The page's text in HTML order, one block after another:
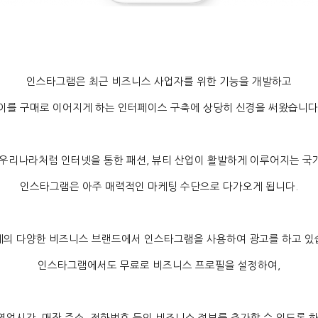
인스타그램은 최근 비즈니스 사업자를 위한 기능을 개발하고
를 구매로 이어지게 하는 인터페이스 구축에 상당히 신경을 써왔습니다
리나라처럼 인터넷을 통한 패션 뷰티 산업이 활발하게 이루어지는 국
인스타그램은 아주 매력적인 마케팅 수단으로 다가오게 됩니다
의 다양한 비즈니스 브랜드에서 인스타그램을 사용하여 광고를 하고 있
인스타그램에서도 무료로 비즈니스 프로필을 설정하여